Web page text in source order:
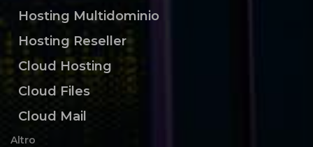
Hosting Multidominio
Hosting Reseller
Cloud Hosting
Cloud Files
Cloud Mail
Altro